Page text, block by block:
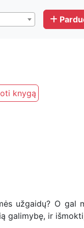
knygą
užgaidų? O gal
galimybę, ir